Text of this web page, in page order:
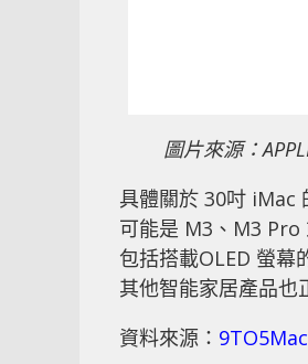
圖片來源：
具體關於 30吋 iMac
可能是 M3、M3 Pro
包括搭載OLED 螢
其他智能家居產品也
資料來源： 9TO5Mac